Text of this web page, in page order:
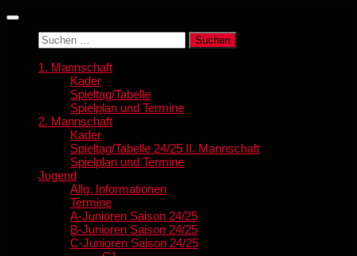
Zum
springenSuchen
nach:
1. Mannschaft
Kader
Spieltag/Tabelle
Spielplan und Termine
2. Mannschaft
Kader
Spieltag/Tabelle 24/25 II. Mannschaft
Spielplan und Termine
Jugend
Allg. Informationen
Termine
A-Junioren Saison 24/25
B-Junioren Saison 24/25
C-Junioren Saison 24/25